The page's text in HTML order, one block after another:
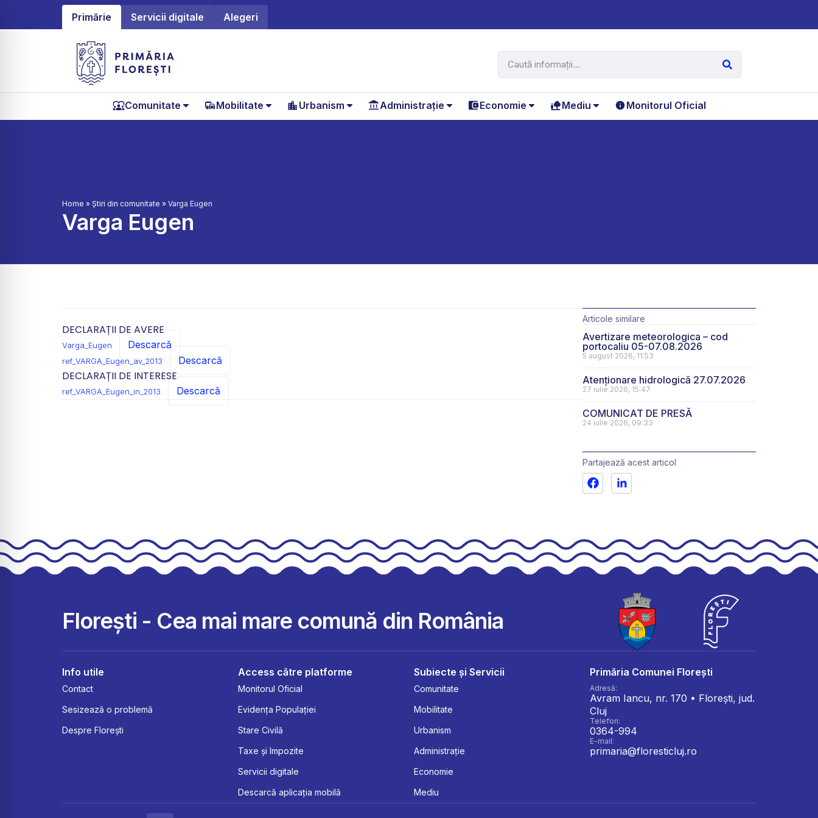
Primărie Servicii digitale Alegeri
Comunitate Mobilitate Urbanism Administrație Economie Mediu Monitorul Oficial
Home » Știri din comunitate » Varga Eugen
Varga Eugen
DECLARAȚII DE AVERE
Varga_Eugen Descarcă
ref_VARGA_Eugen_av_2013 Descarcă
DECLARAȚII DE INTERESE
ref_VARGA_Eugen_in_2013 Descarcă
Articole similare
Avertizare meteorologica – cod
portocaliu 05-07.08.2026
5 august 2026, 11:53
Atenționare hidrologică 27.07.2026
27 iulie 2026, 15:47
COMUNICAT DE PRESĂ
24 iulie 2026, 09:33
Partajează acest articol
Florești - Cea mai mare comună din România
Info utile
Contact
Sesizează o problemă
Despre Florești
Access către platforme
Monitorul Oficial
Evidența Populației
Stare Civilă
Taxe și Impozite
Servicii digitale
Descarcă aplicația mobilă
Subiecte și Servicii
Comunitate
Mobilitate
Urbanism
Administrație
Economie
Mediu
Primăria Comunei Florești
Adresă:
Avram Iancu, nr. 170 • Florești, jud.
Cluj
Telefon:
0364-994
E-mail:
primaria@floresticluj.ro